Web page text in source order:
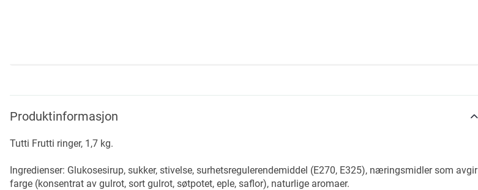
the
beginning
the
gallery
Produktinformasjon
Tutti Frutti ringer, 1,7 kg.
Ingredienser: Glukosesirup, sukker, stivelse, surhetsregulerendemiddel (E270, E325), næringsmidler som avgir
farge (konsentrat av gulrot, sort gulrot, søtpotet, eple, saflor), naturlige aromaer.